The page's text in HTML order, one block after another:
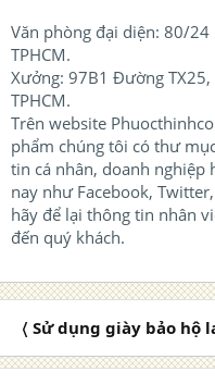
Văn phòng đại diện: 80/24
TPHCM.
Xưởng: 97B1 Đường
TPHCM.
Trên website
phẩm chúng tôi có thư
tin cá nhân, doanh nghiệp
nay như Facebook,
hãy để lại thông tin nhân
đến quý khách.
〈 Sử dụng giày bảo